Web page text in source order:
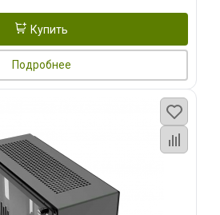
Купить
Подробнее